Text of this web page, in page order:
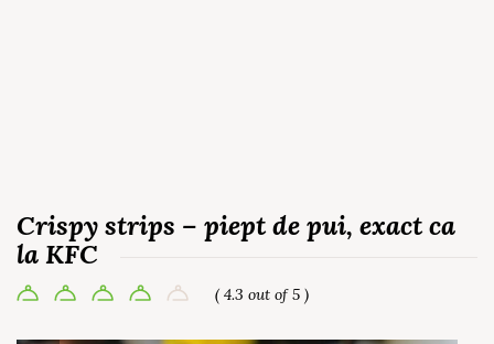
Crispy strips – piept de pui, exact ca
la KFC
( 4.3 out of 5 )